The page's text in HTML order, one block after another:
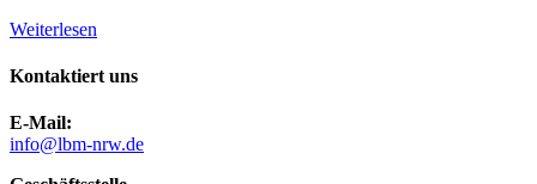
Weiterlesen
Kontaktiert uns
E-Mail:
info@lbm-nrw.de